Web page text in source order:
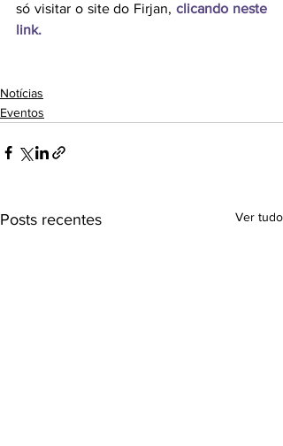
só visitar o site do Firjan, clicando neste
link.
Notícias
Eventos
Posts recentes Ver tudo